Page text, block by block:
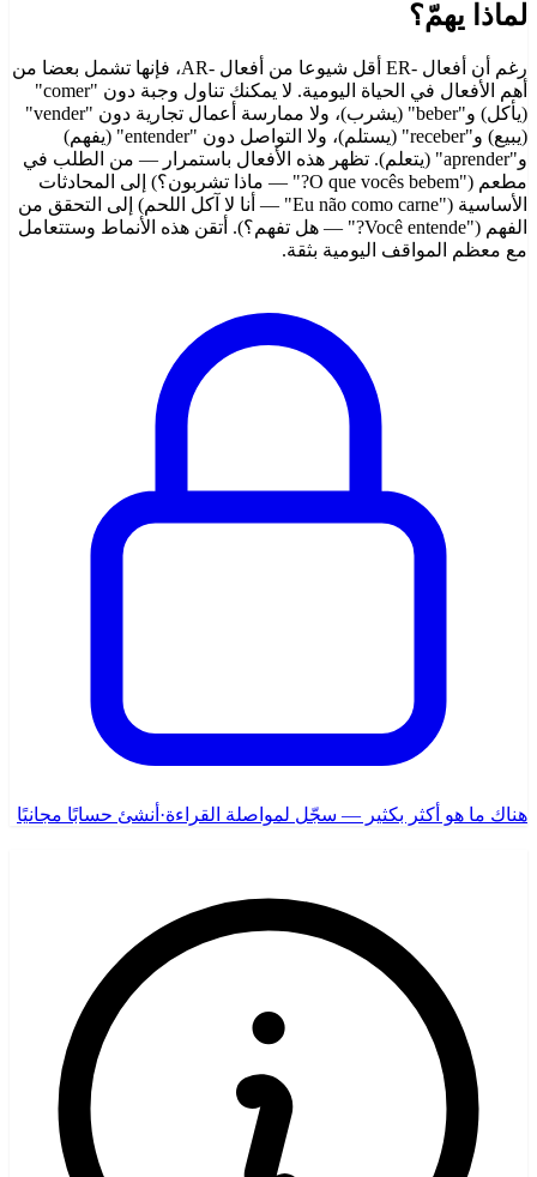
لماذا يهمّ؟
رغم أن أفعال -ER أقل شيوعا من أفعال -AR، فإنها تشمل بعضا من
أهم الأفعال في الحياة اليومية. لا يمكنك تناول وجبة دون "comer"
(يأكل) و"beber" (يشرب)، ولا ممارسة أعمال تجارية دون "vender"
(يبيع) و"receber" (يستلم)، ولا التواصل دون "entender" (يفهم)
و"aprender" (يتعلم). تظهر هذه الأفعال باستمرار — من الطلب في
مطعم ("O que vocês bebem?" — ماذا تشربون؟) إلى المحادثات
الأساسية ("Eu não como carne" — أنا لا آكل اللحم) إلى التحقق من
الفهم ("Você entende?" — هل تفهم؟). أتقن هذه الأنماط وستتعامل
مع معظم المواقف اليومية بثقة.
هناك ما هو أكثر بكثير — سجّل لمواصلة القراءة· أنشئ حسابًا مجانيًا